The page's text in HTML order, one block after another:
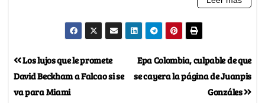
Epa Colombia, culpable de que
se cayera la página de Juanpis
Gonzáles
Los lujos que le promete
David Beckham a Falcao si se
va para Miami